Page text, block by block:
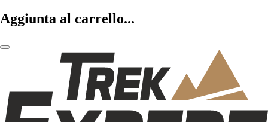
Aggiunta al carrello...